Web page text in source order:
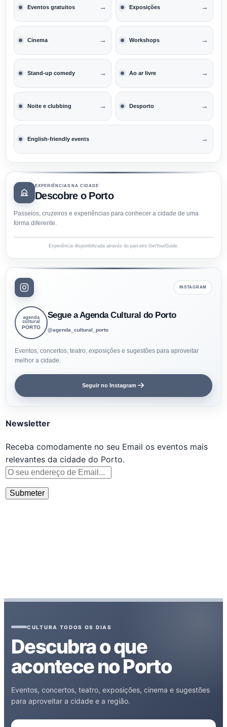
Eventos gratuitos → Exposições →
Cinema → Workshops →
Stand-up comedy → Ao ar livre →
Noite e clubbing → Desporto →
English-friendly events →
EXPERIÊNCIAS NA CIDADE
Descobre o Porto
Passeios, cruzeiros e experiências para conhecer a cidade de uma
forma diferente.
Experiência disponibilizada através do parceiro GetYourGuide.
INSTAGRAM
agenda
cultural
PORTO
Segue a Agenda Cultural do Porto
@agenda_cultural_porto
Eventos, concertos, teatro, exposições e sugestões para aproveitar
melhor a cidade.
Seguir no Instagram
Newsletter
Receba comodamente no seu Email os eventos mais
relevantes da cidade do Porto.
CULTURA TODOS OS DIAS
Descubra o que
acontece no Porto
Eventos, concertos, teatro, exposições, cinema e sugestões
para aproveitar a cidade e a região.